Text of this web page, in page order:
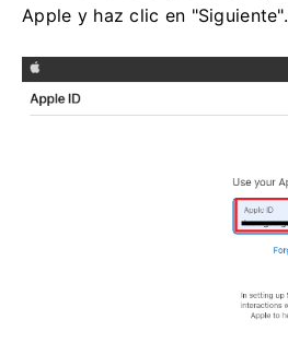
Apple y haz clic en "Siguiente".